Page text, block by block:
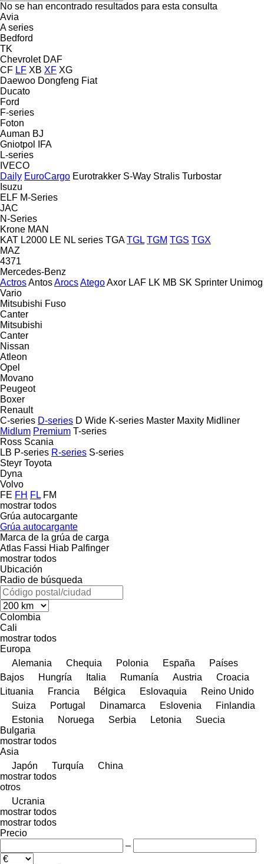
No se han encontrado resultados para esta consulta
Avia
A series
Bedford
TK
Chevrolet DAF
CF LF XB XF XG
Daewoo Dongfeng Fiat
Ducato
Ford
F-series
Foton
Auman BJ
Gniotpol
IFA
L-series
IVECO
Daily EuroCargo Eurotrakker S-Way Stralis Turbostar
Isuzu
ELF M-Series
JAC
N-Series
Krone MAN
KAT L2000 LE NL series TGA TGL TGM TGS TGX
MAZ
4371
Mercedes-Benz
ActrosAntosArocsAtegoAxor LAF LK MB SK Sprinter Unimog
Vario
Mitsubishi Fuso
Canter
Mitsubishi
Canter
Nissan
Atleon
Opel
Movano
Peugeot
Boxer
Renault
C-series D-series D Wide K-series Master Maxity Midliner
Midlum Premium T-series
Ross Scania
LB P-series R-series S-series
Steyr Toyota
Dyna
Volvo
FE FH FL FM
mostrar todos
Grúa autocargante
Grúa autocargante
Marca de la grúa de carga
Atlas Fassi Hiab Palfinger
mostrar todos
Ubicación
Radio de búsqueda
Colombia
Cali
mostrar todos
Europa
Alemania
Chequia Polonia España
Países
Bajos
Hungría Italia Rumanía Austria
Croacia
Lituania
Francia Bélgica Eslovaquia
Reino Unido
Suiza
Portugal Dinamarca Eslovenia
Finlandia
Estonia
Noruega Serbia Letonia
Suecia
Bulgaria
mostrar todos
Asia
Japón
Turquía
China
mostrar todos
otros
Ucrania
mostrar todos
mostrar todos
Precio
–